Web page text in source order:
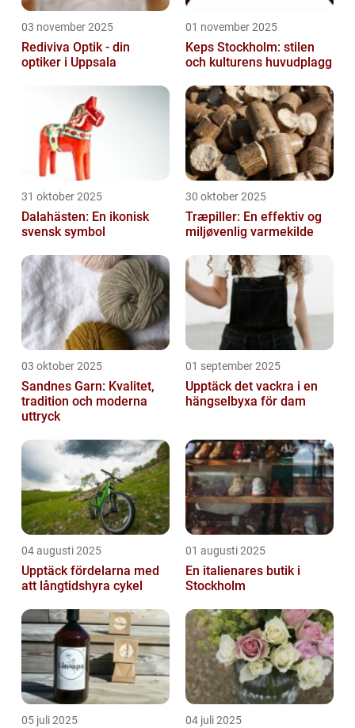
03 november 2025
Rediviva Optik - din
optiker i Uppsala
01 november 2025
Keps Stockholm: stilen
och kulturens huvudplagg
31 oktober 2025
Dalahästen: En ikonisk
svensk symbol
30 oktober 2025
Træpiller: En effektiv og
miljøvenlig varmekilde
03 oktober 2025
Sandnes Garn: Kvalitet,
tradition och moderna
uttryck
01 september 2025
Upptäck det vackra i en
hängselbyxa för dam
04 augusti 2025
Upptäck fördelarna med
att långtidshyra cykel
01 augusti 2025
En italienares butik i
Stockholm
05 juli 2025 04 juli 2025